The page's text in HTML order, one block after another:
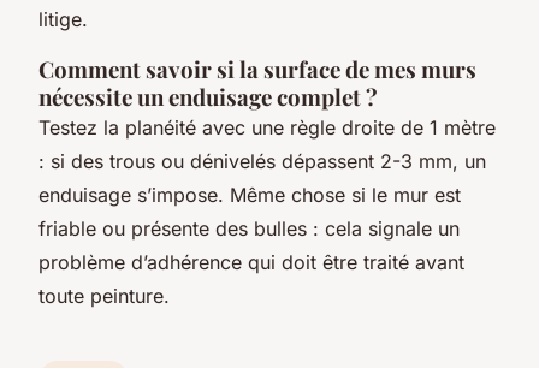
litige.
Comment savoir si la surface de mes murs
nécessite un enduisage complet ?
Testez la planéité avec une règle droite de 1 mètre
: si des trous ou dénivelés dépassent 2-3 mm, un
enduisage s’impose. Même chose si le mur est
friable ou présente des bulles : cela signale un
problème d’adhérence qui doit être traité avant
toute peinture.